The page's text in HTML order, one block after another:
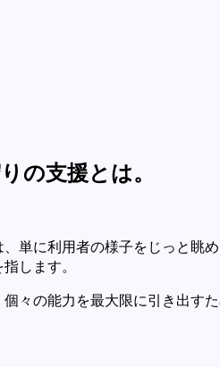
の支援とは。
単に利用者の様子をじっと
します。
々の能力を最大限に引き出す